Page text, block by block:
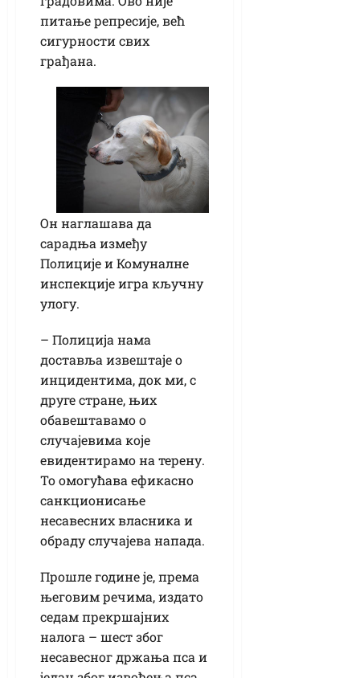
питање репресије, већ
сигурности свих
грађана.
Он наглашава да
сарадња између
Полиције и Комуналне
инспекције игра кључну
улогу.
– Полиција нама
доставља извештаје о
инцидентима, док ми, с
друге стране, њих
обавештавамо о
случајевима које
евидентирамо на терену.
То омогућава ефикасно
санкционисање
несавесних власника и
обраду случајева напада.
Прошле године је, према
његовим речима, издато
седам прекршајних
налога – шест због
несавесног држања пса и